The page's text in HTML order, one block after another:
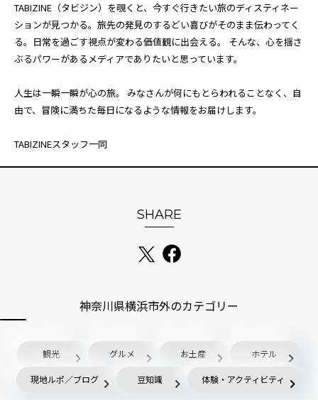
TABIZINE（タビジン）を覗くと、今すぐ行きたい旅のディスティネー
ションが見つかる。旅先の発見のするどい喜びがそのまま伝わってく
る。日常を過ごす視点が変わる価値観に出会える。 そんな、心を揺さ
ぶるパワーがあるメディアでありたいと思っています。
人生は一瞬一瞬が心の旅。 みなさんが何にもとらわれることなく、自
由で、冒険に満ちた毎日になるような情報をお届けします。
TABIZINEスタッフ一同
SHARE
神奈川県横浜市外のカテゴリー
観光 グルメ お土産 ホテル
現地ルポ／ブログ 豆知識 体験・アクティビティ